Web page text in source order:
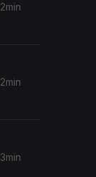
2min
2min
3min